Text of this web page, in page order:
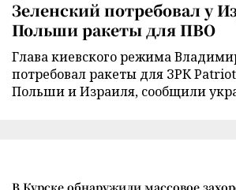
Зеленский потребовал у
Польши ракеты для ПВО
Глава киевского режима
потребовал ракеты для ЗРК
Польши и Израиля, сообщили